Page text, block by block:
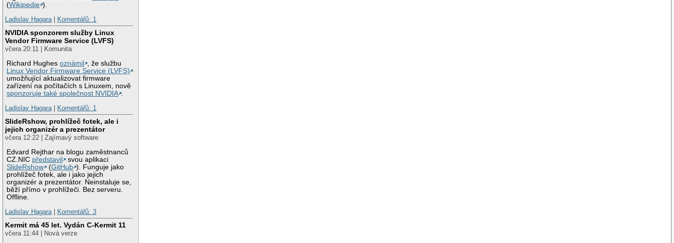
(Wikipedie ).
Ladislav Hagara| Komentářů: 1
NVIDIA sponzorem služby Linux
Vendor Firmware Service (LVFS)
včera 20:11 | Komunita
Richard Hughesoznámil
, že službu
Linux Vendor Firmware Service (LVFS)
umožňující aktualizovat firmware
zařízení na počítačích s Linuxem, nově
sponzoruje také společnost NVIDIA
Ladislav Hagara| Komentářů: 1
SlideRshow, prohlížeč fotek, ale i
jejich organizér a prezentátor
včera 12:22 | Zajímavý software
Edvard Rejthar na blogu zaměstnanců
CZ.NIC představil
svou aplikaci
SlideRshow
(GitHub ). Funguje jako
prohlížeč fotek, ale i jako jejich
organizér a prezentátor. Neinstaluje se,
běží přímo v prohlížeči. Bez serveru.
Offline.
Ladislav Hagara| Komentářů: 3
Kermit má 45 let. Vydán C-Kermit 11
včera 11:44 | Nová verze